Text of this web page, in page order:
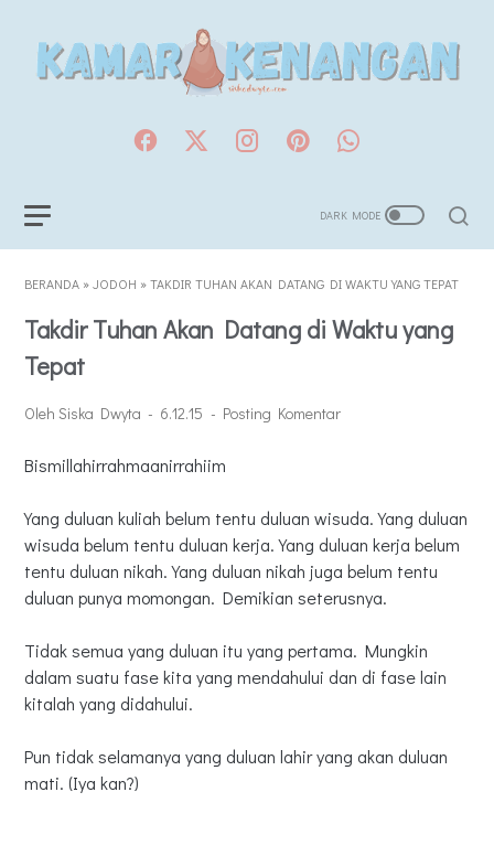
BERANDA »JODOH »TAKDIR TUHAN AKAN DATANG DI WAKTU YANG TEPAT
Takdir Tuhan Akan Datang di Waktu yang
Tepat
Oleh Siska Dwyta 6.12.15 Posting Komentar
Bismillahirrahmaanirrahiim
Yang duluan kuliah belum tentu duluan wisuda. Yang duluan
wisuda belum tentu duluan kerja. Yang duluan kerja belum
tentu duluan nikah. Yang duluan nikah juga belum tentu
duluan punya momongan. Demikian seterusnya.
Tidak semua yang duluan itu yang pertama. Mungkin
dalam suatu fase kita yang mendahului dan di fase lain
kitalah yang didahului.
Pun tidak selamanya yang duluan lahir yang akan duluan
mati. (Iya kan?)